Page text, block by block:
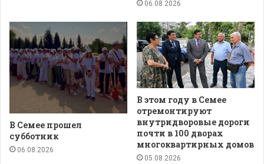
06.08.2026
В Семее прошел
субботник
06.08.2026
В этом году в Семее
отремонтируют
внутридворовые дороги
почти в 100 дворах
многоквартирных домов
05.08.2026